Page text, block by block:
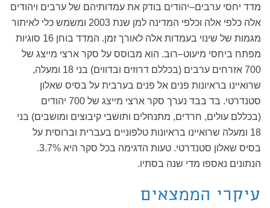
מדד יחסי ערבים–יהודים בודק את עמדותיהם של ערבים ויהודים
אלה כלפי אלה וכלפי המדינה למן שנת 2003 ומשמש כלי לאיתור
מגמות של שינוי בעמדות אלה לאורך זמן. המדד בוחן 16 סוגיות
מפתח ביחסי מיעוט–רוב. הוא מבוסס על סקר ארצי מייצג של
700 אזרחים ערבים (בכללם דרוזים ובדווים) בני 18 ומעלה,
שרואיינו בראיונות פנים אל פנים בערבית על בסיס שאלון
סטנדרטי. בד בבד נערך סקר ארצי מייצג של 700 יהודים
(בכללם עולים, חרדים, מתנחלים ותושבי קיבוצים ומושבים) בני
18 ומעלה שרואיינו בראיונות טלפוניים בעברית וברוסית על
בסיס שאלון סטנדרטי. טעות הדגימה בכל סקר היא 3.7%.
הנתונים נאספו מדי שנה בסתיו.
עיקרי הממצאים